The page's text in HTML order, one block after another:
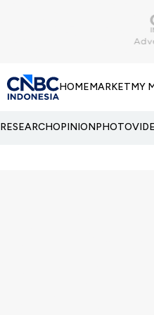
HOMEMARKETMY
RESEARCHOPINIONPHOTO